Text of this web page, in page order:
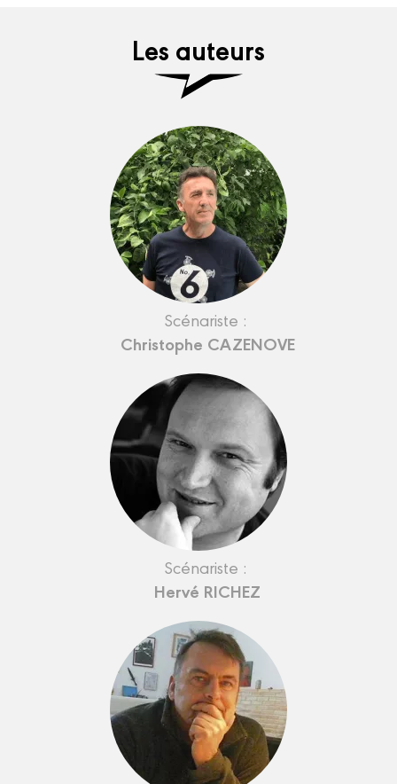
Les auteurs
Scénariste :
Christophe CAZENOVE
Scénariste :
Hervé RICHEZ